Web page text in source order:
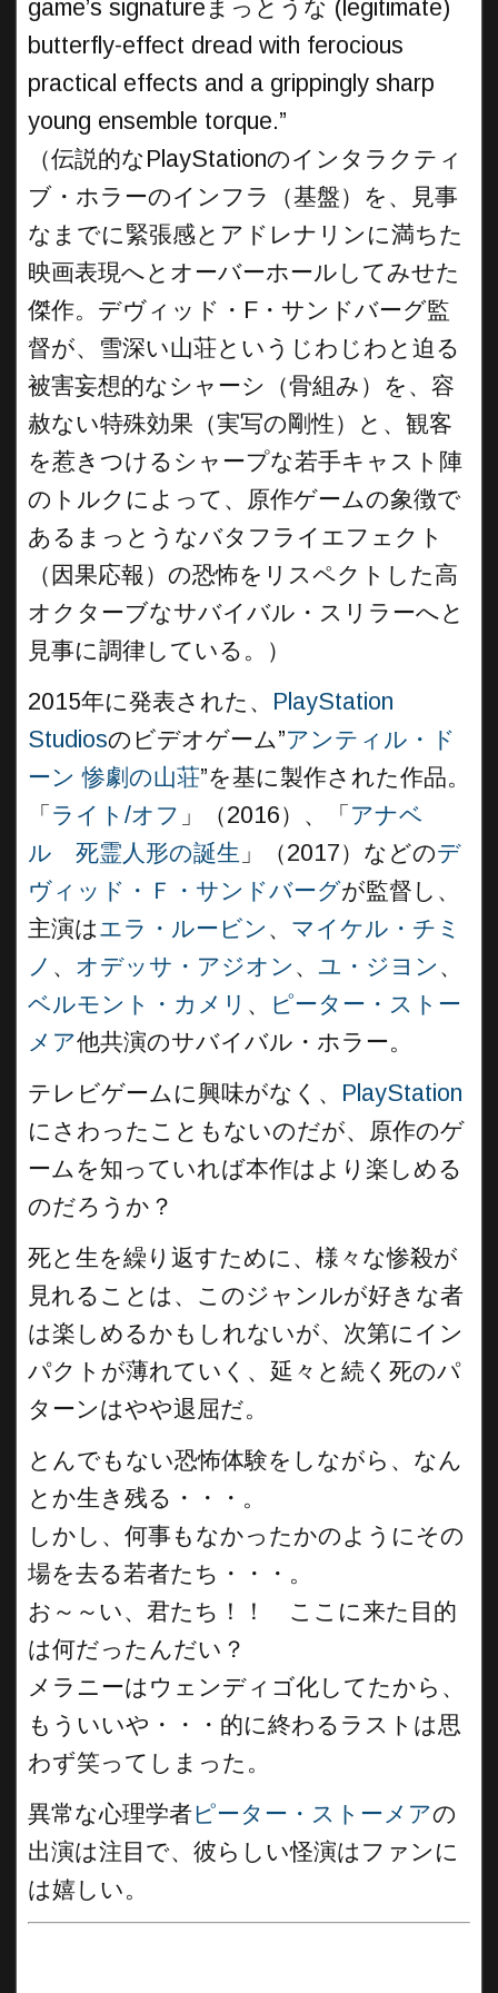
game’s signatureまっとうな (legitimate)
butterfly-effect dread with ferocious
practical effects and a grippingly sharp
young ensemble torque.”
（伝説的なPlayStationのインタラクティ
ブ・ホラーのインフラ（基盤）を、見事
なまでに緊張感とアドレナリンに満ちた
映画表現へとオーバーホールしてみせた
傑作。デヴィッド・F・サンドバーグ監
督が、雪深い山荘というじわじわと迫る
被害妄想的なシャーシ（骨組み）を、容
赦ない特殊効果（実写の剛性）と、観客
を惹きつけるシャープな若手キャスト陣
のトルクによって、原作ゲームの象徴で
あるまっとうなバタフライエフェクト
（因果応報）の恐怖をリスペクトした高
オクターブなサバイバル・スリラーへと
見事に調律している。）
2015年に発表された、 PlayStation
Studiosのビデオゲーム”アンティル・ド
ーン 惨劇の山荘”を基に製作された作品。
「 ライト/オフ 」（2016）、「 アナベ
ル 死霊人形の誕生 」（2017）などのデ
ヴィッド・Ｆ・サンドバーグが監督し、
主演はエラ・ルービン 、 マイケル・チミ
ノ 、 オデッサ・アジオン 、 ユ・ジヨン 、
ベルモント・カメリ 、
ピーター・ストー
メア他共演のサバイバル・ホラー。
テレビゲームに興味がなく、 PlayStation
にさわったこともないのだが、原作のゲ
ームを知っていれば本作はより楽しめる
のだろうか？
死と生を繰り返すために、様々な惨殺が
見れることは、このジャンルが好きな者
は楽しめるかもしれないが、次第にイン
パクトが薄れていく、延々と続く死のパ
ターンはやや退屈だ。
とんでもない恐怖体験をしながら、なん
とか生き残る・・・。
しかし、何事もなかったかのようにその
場を去る若者たち・・・。
お～～い、君たち！！ ここに来た目的
は何だったんだい？
メラニーはウェンディゴ化してたから、
もういいや・・・的に終わるラストは思
わず笑ってしまった。
異常な心理学者ピーター・ストーメアの
出演は注目で、彼らしい怪演はファンに
は嬉しい。